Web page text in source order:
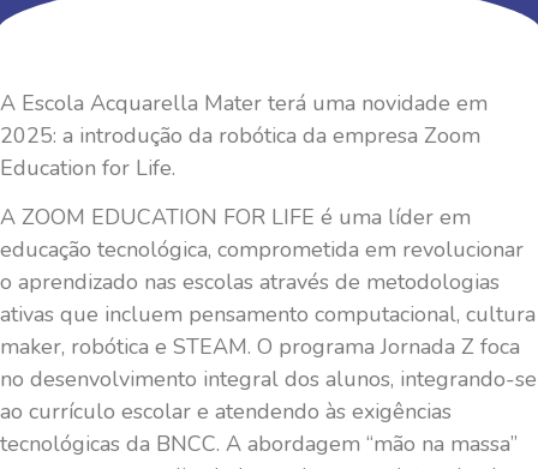
A Escola Acquarella Mater terá uma novidade em
2025: a introdução da robótica da empresa Zoom
Education for Life.
A ZOOM EDUCATION FOR LIFE é uma líder em
educação tecnológica, comprometida em revolucionar
o aprendizado nas escolas através de metodologias
ativas que incluem pensamento computacional, cultura
maker, robótica e STEAM. O programa Jornada Z foca
no desenvolvimento integral dos alunos, integrando-se
ao currículo escolar e atendendo às exigências
tecnológicas da BNCC. A abordagem “mão na massa”